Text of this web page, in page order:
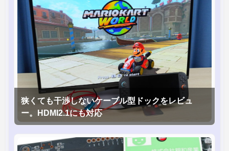
狭くても干渉しないケーブル型ドックをレビュ
ー。HDMI2.1にも対応